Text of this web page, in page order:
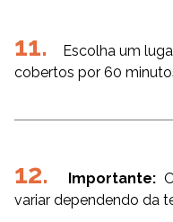
Escolha um
cobertos por 60
Importante:
variar dependendo da